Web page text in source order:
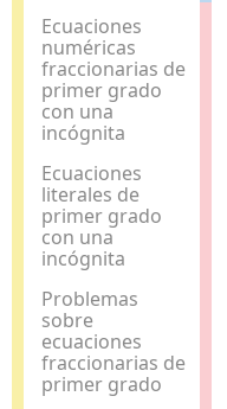
Ecuaciones
numéricas
fraccionarias de
primer grado
con una
incógnita
Ecuaciones
literales de
primer grado
con una
incógnita
Problemas
sobre
ecuaciones
fraccionarias de
primer grado